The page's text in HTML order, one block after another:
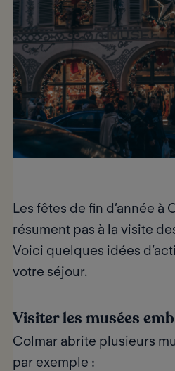
Les fêtes de fin d’année à
résument pas à la visite
Voici quelques idées
votre séjour.
Visiter les musées
Colmar abrite plusieurs
par exemple :